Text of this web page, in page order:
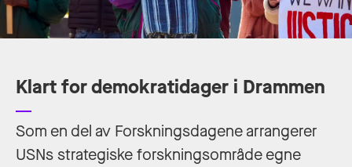
Klart for demokratidager i Drammen
Som en del av Forskningsdagene arrangerer
USNs strategiske forskningsområde egne